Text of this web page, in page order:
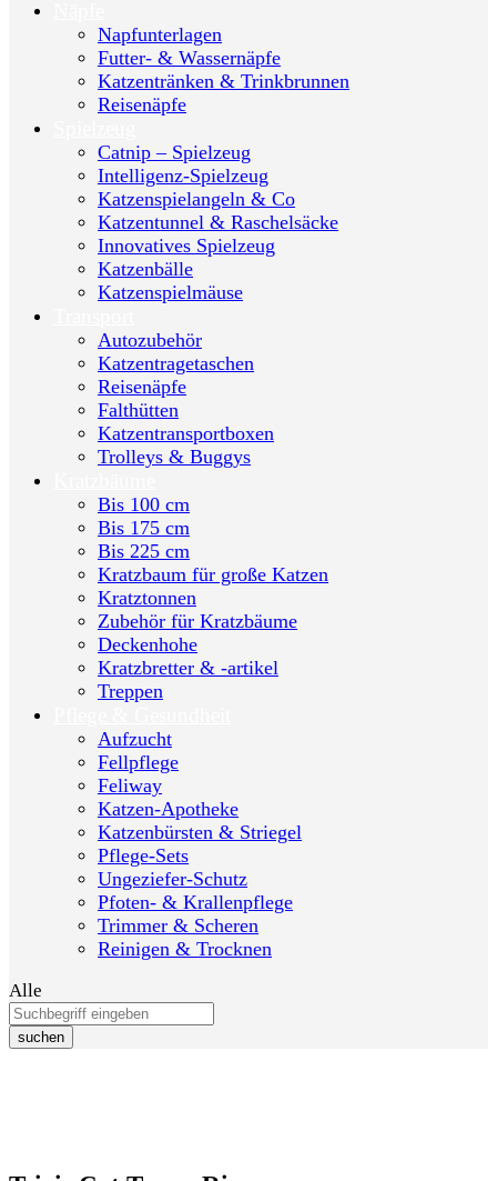
Napfunterlagen
Futter- & Wassernäpfe
Katzentränken & Trinkbrunnen
Reisenäpfe
Catnip – Spielzeug
Intelligenz-Spielzeug
Katzenspielangeln & Co
Katzentunnel & Raschelsäcke
Innovatives Spielzeug
Katzenbälle
Katzenspielmäuse
Autozubehör
Katzentragetaschen
Reisenäpfe
Falthütten
Katzentransportboxen
Trolleys & Buggys
Bis 100 cm
Bis 175 cm
Bis 225 cm
Kratzbaum für große Katzen
Kratztonnen
Zubehör für Kratzbäume
Deckenhohe
Kratzbretter & -artikel
Treppen
Aufzucht
Fellpflege
Feliway
Katzen-Apotheke
Katzenbürsten & Striegel
Pflege-Sets
Ungeziefer-Schutz
Pfoten- & Krallenpflege
Trimmer & Scheren
Reinigen & Trocknen
Alle
suchen